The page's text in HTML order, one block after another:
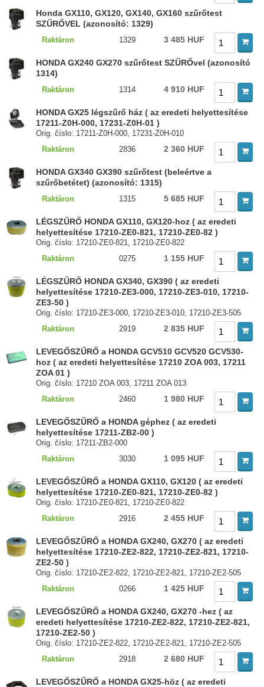
Honda GX110, GX120, GX140, GX160 szűrőtest
SZŰRŐVEL (azonosító: 1329)
Raktáron 1329 3 485 HUF
HONDA GX240 GX270 szűrőtest SZŰRŐvel (azonosító
1314)
Raktáron 1314 4 910 HUF
HONDA GX25 légszűrő ház ( az eredeti helyettesítése
17211-Z0H-000, 17231-Z0H-01 )
Orig. číslo: 17211-Z0H-000, 17231-Z0H-010
Raktáron
2836 2 360 HUF
HONDA GX340 GX390 szűrőtest (beleértve a
szűrőbetétet) (azonosító: 1315)
Raktáron 1315 5 685 HUF
LÉGSZŰRŐ HONDA GX110, GX120-hoz ( az eredeti
helyettesítése 17210-ZE0-821, 17210-ZE0-82 )
Orig. číslo: 17210-ZE0-821, 17210-ZE0-822
Raktáron
0275 1 155 HUF
LÉGSZŰRŐ HONDA GX340, GX390 ( az eredeti
helyettesítése 17210-ZE3-000, 17210-ZE3-010, 17210-
ZE3-50 )
Orig. číslo: 17210-ZE3-000, 17210-ZE3-010, 17210-ZE3-505
Raktáron
2919 2 835 HUF
LEVEGŐSZŰRŐ a HONDA GCV510 GCV520 GCV530-
hoz ( az eredeti helyettesítése 17210 ZOA 003, 17211
ZOA 01 )
Orig. číslo: 17210 ZOA 003, 17211 ZOA 013
Raktáron
2460 1 980 HUF
LEVEGŐSZŰRŐ a HONDA géphez ( az eredeti
helyettesítése 17211-ZB2-00 )
Orig. číslo: 17211-ZB2-000
Raktáron
3030 1 095 HUF
LEVEGŐSZŰRŐ a HONDA GX110, GX120 ( az eredeti
helyettesítése 17210-ZE0-821, 17210-ZE0-82 )
Orig. číslo: 17210-ZE0-821, 17210-ZE0-822
Raktáron
2916 2 455 HUF
LEVEGŐSZŰRŐ a HONDA GX240, GX270 ( az eredeti
helyettesítése 17210-ZE2-822, 17210-ZE2-821, 17210-
ZE2-50 )
Orig. číslo: 17210-ZE2-822, 17210-ZE2-821, 17210-ZE2-505
Raktáron
0266 1 425 HUF
LEVEGŐSZŰRŐ a HONDA GX240, GX270 -hez ( az
eredeti helyettesítése 17210-ZE2-822, 17210-ZE2-821,
17210-ZE2-50 )
Orig. číslo: 17210-ZE2-822, 17210-ZE2-821, 17210-ZE2-505
Raktáron
2918 2 680 HUF
LEVEGŐSZŰRŐ a HONDA GX25-höz ( az eredeti